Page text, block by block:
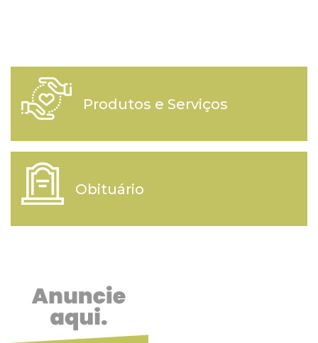
Produtos e Serviços
Obituário